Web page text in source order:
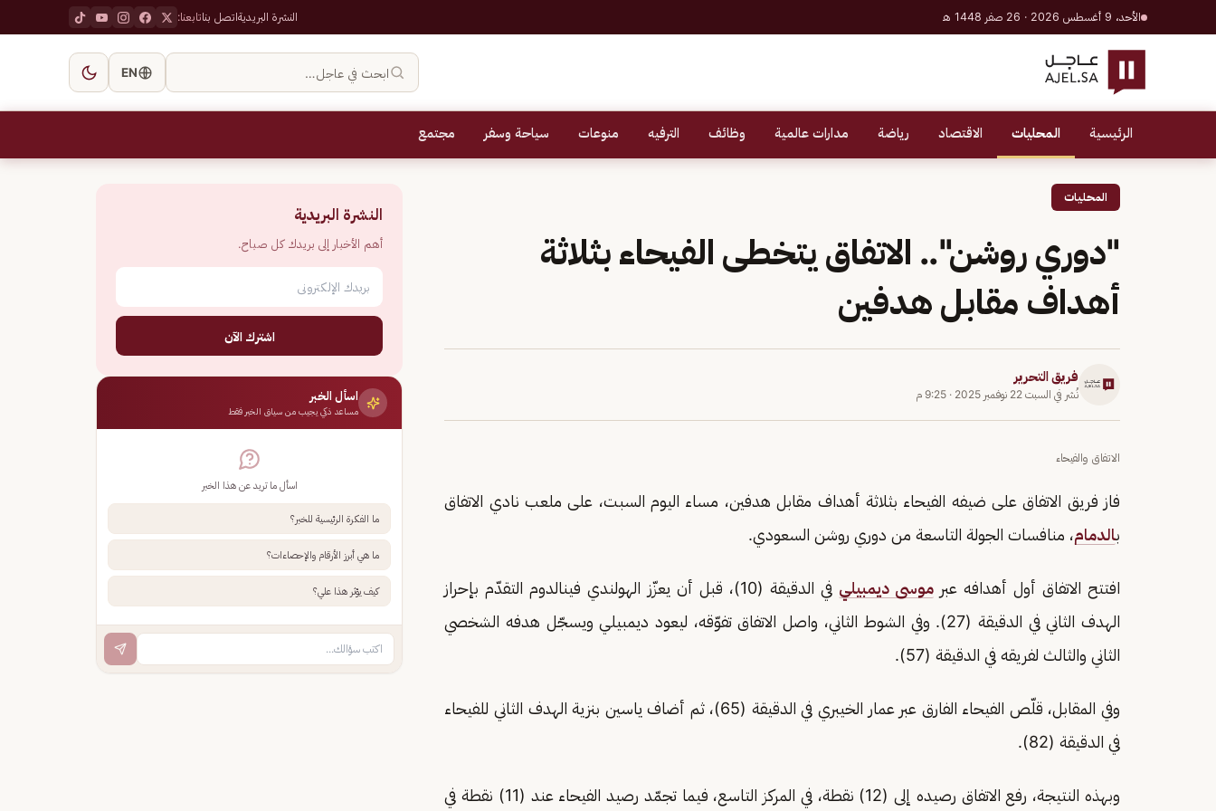
الأحد، 9 أغسطس 2026 · 26 صفر 1448 هـ النشرة البريديةاتصل بناتابعنا:
ابحث في عاجل… EN
الرئيسية المحليات الاقتصاد رياضة مدارات عالمية وظائف الترفيه منوعات سياحة وسفر مجتمع
المحليات
"دوري روشن".. الاتفاق يتخطى الفيحاء بثلاثة
أهداف مقابل هدفين
فريق التحرير
نُشر في السبت 22 نوفمبر 2025 · 9:25 م
الاتفاق والفيحاء
فاز فريق الاتفاق على ضيفه الفيحاء بثلاثة أهداف مقابل هدفين، مساء اليوم السبت، على ملعب نادي الاتفاق
بالدمام، منافسات الجولة التاسعة من دوري روشن السعودي.
افتتح الاتفاق أول أهدافه عبرموسى ديمبيلي
في الدقيقة (10)، قبل أن يعزّز الهولندي فينالدوم التقدّم بإحراز
الهدف الثاني في الدقيقة (27). وفي الشوط الثاني، واصل الاتفاق تفوّقه، ليعود ديمبيلي ويسجّل هدفه الشخصي
الثاني والثالث لفريقه في الدقيقة (57).
وفي المقابل، قلّص الفيحاء الفارق عبر عمار الخيبري في الدقيقة (65)، ثم أضاف ياسين بنزية الهدف الثاني للفيحاء
في الدقيقة (82).
وبهذه النتيجة، رفع الاتفاق رصيده إلى (12) نقطة، في المركز التاسع، فيما تجمّد رصيد الفيحاء عند (11) نقطة في
النشرة البريدية
أهم الأخبار إلى بريدك كل صباح.
اشترك الآن
اسأل الخبر
مساعد ذكي يجيب من سياق الخبر فقط
اسأل ما تريد عن هذا الخبر
ما الفكرة الرئيسية للخبر؟
ما هي أبرز الأرقام والإحصاءات؟
كيف يؤثر هذا علي؟